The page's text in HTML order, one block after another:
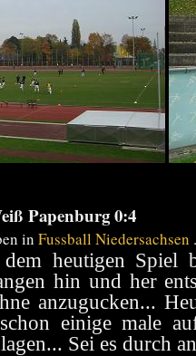
Papenburg 0:4
in Fussball Niedersachsen
heutigen Spiel
hin und her
anzugucken...
einige male
Sei es durch